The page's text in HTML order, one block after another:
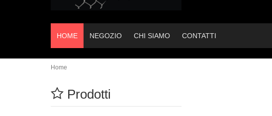
HOME NEGOZIO CHI SIAMO CONTATTI
Home
Prodotti